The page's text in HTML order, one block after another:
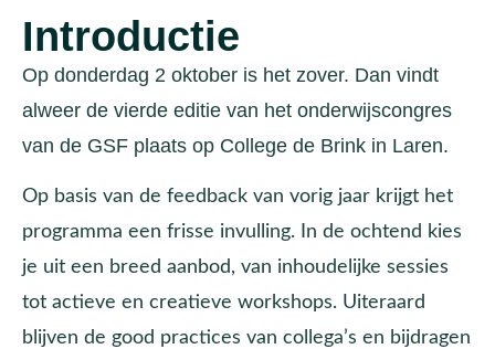
Introductie
Op donderdag 2 oktober is het zover. Dan vindt
alweer de vierde editie van het onderwijscongres
van de GSF plaats op College de Brink in Laren.
Op basis van de feedback van vorig jaar krijgt het
programma een frisse invulling. In de ochtend kies
je uit een breed aanbod, van inhoudelijke sessies
tot actieve en creatieve workshops. Uiteraard
blijven de good practices van collega’s en bijdragen